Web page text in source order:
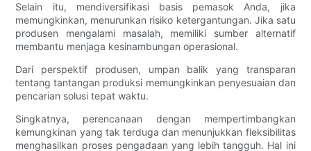
Selain itu, mendiversifikasi basis pemasok Anda, jika
memungkinkan, menurunkan risiko ketergantungan. Jika satu
produsen mengalami masalah, memiliki sumber alternatif
membantu menjaga kesinambungan operasional.
Dari perspektif produsen, umpan balik yang transparan
tentang tantangan produksi memungkinkan penyesuaian dan
pencarian solusi tepat waktu.
Singkatnya, perencanaan dengan mempertimbangkan
kemungkinan yang tak terduga dan menunjukkan fleksibilitas
menghasilkan proses pengadaan yang lebih tangguh. Hal ini